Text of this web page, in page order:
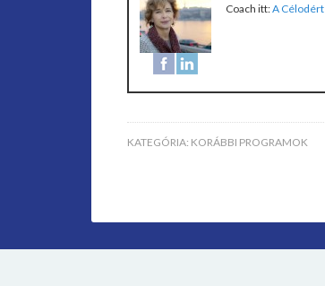
Coach itt:A Célodért
KATEGÓRIA: KORÁBBI PROGRAMOK